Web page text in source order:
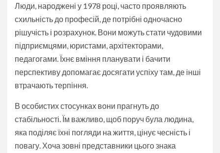
Люди, народжені у 1978 році, часто проявляють
схильність до професій, де потрібні одночасно
рішучість і розрахунок. Вони можуть стати чудовими
підприємцями, юристами, архітекторами,
педагогами. Їхнє вміння планувати і бачити
перспективу допомагає досягати успіху там, де інші
втрачають терпіння.
В особистих стосунках вони прагнуть до
стабільності. Їм важливо, щоб поруч була людина,
яка поділяє їхні погляди на життя, цінує чесність і
повагу. Хоча зовні представники цього знака